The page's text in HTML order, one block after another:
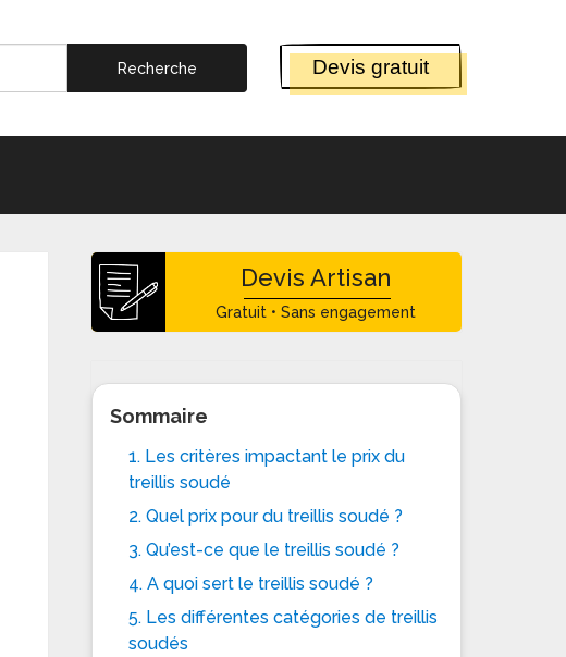
Devis gratuit
Devis Artisan
Gratuit • Sans engagement
Sommaire
1. Les critères impactant le prix du
treillis soudé
2. Quel prix pour du treillis soudé ?
3. Qu’est-ce que le treillis soudé ?
4. A quoi sert le treillis soudé ?
5. Les différentes catégories de treillis
soudés